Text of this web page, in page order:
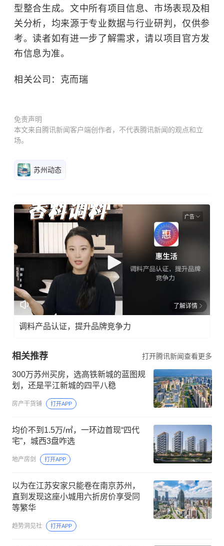
型整合生成。文中所有项目信息、市场表现及相
关分析，均来源于专业数据与行业研判，仅供参
考。读者如有进一步了解需求，请以项目官方发
布信息为准。
相关公司：克而瑞
免责声明
本文来自腾讯新闻客户端创作者，不代表腾讯新闻的观点和立
场。
苏州动态
广告
了解详情
调料产品认证，提升品牌竞争力
相关推荐 打开腾讯新闻查看更多
300万苏州买房，选高铁新城的蓝图规
划，还是平江新城的四平八稳
房产干货铺 打开APP
均价不到1.5万/㎡，一环边首现“四代
宅”，城西3盘咋选
地产房剑 打开APP
以为在江苏安家只能卷在南京苏州，
直到发现这座小城用六折房价享受同
等繁华
趋势洞见社 打开APP